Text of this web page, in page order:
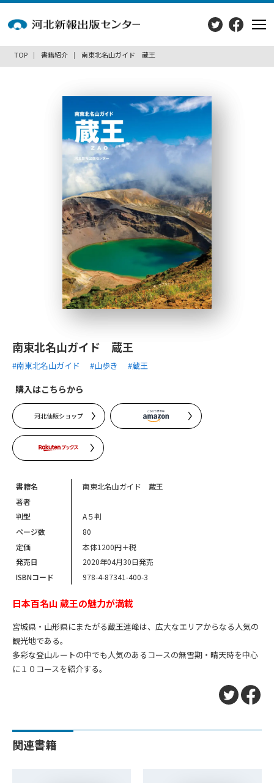
TOP 書籍紹介 南東北名山ガイド 蔵王
南東北名山ガイド 蔵王
#南東北名山ガイド #山歩き #蔵王
購入はこちらから
河北仙販ショップ
書籍名
南東北名山ガイド 蔵王
著者
判型
A５判
ページ数
80
定価
本体1200円＋税
発売日
2020年04月30日発売
ISBNコード
978-4-87341-400-3
日本百名山 蔵王の魅力が満載
宮城県・山形県にまたがる蔵王連峰は、広大なエリアからなる人気の
観光地である。
多彩な登山ルートの中でも人気のあるコースの無雪期・晴天時を中心
に１０コースを紹介する。
関連書籍